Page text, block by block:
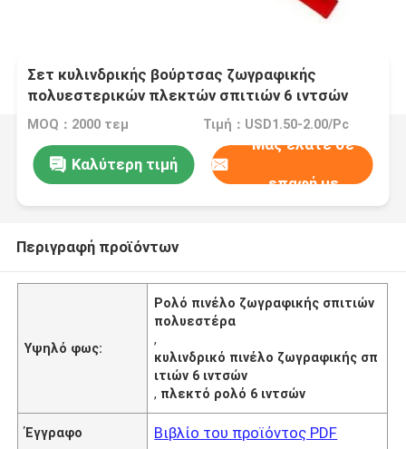
Σετ κυλινδρικής βούρτσας ζωγραφικής
πολυεστερικών πλεκτών σπιτιών 6 ιντσών
MOQ：2000 τεμ Τιμή：USD1.50-2.00/Pc
Καλύτερη τιμή
Μας ελάτε σε
επαφή με
Περιγραφή προϊόντων
Υψηλό φως:
Ρολό πινέλο ζωγραφικής σπιτιών
πολυεστέρα
,
κυλινδρικό πινέλο ζωγραφικής σπ
ιτιών 6 ιντσών
, πλεκτό ρολό 6 ιντσών
Έγγραφο Βιβλίο του προϊόντος PDF